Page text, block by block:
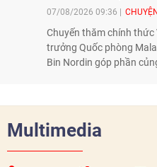
07/08/2026 09:36
Chuyến thăm chính
trưởng Quốc phòng
Bin Nordin góp phần
Multimedia